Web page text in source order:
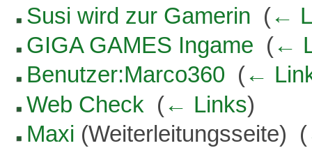
Susi wird zur Gamerin (←
GIGA GAMES Ingame (←
Benutzer:Marco360 (←
Web Check (← Links)
Maxi (Weiterleitungsseite) ‎ (